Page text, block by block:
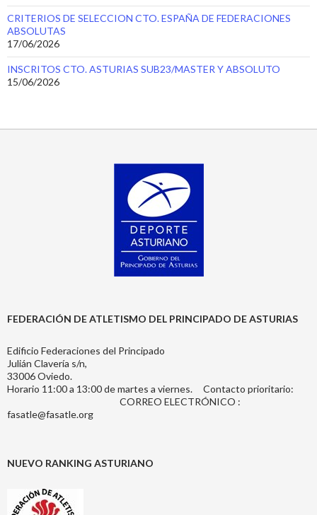
CRITERIOS DE SELECCION CTO. ESPAÑA DE FEDERACIONES
ABSOLUTAS
17/06/2026
INSCRITOS CTO. ASTURIAS SUB23/MASTER Y ABSOLUTO
15/06/2026
FEDERACIÓN DE ATLETISMO DEL PRINCIPADO DE ASTURIAS
Edificio Federaciones del Principado
Julián Clavería s/n,
33006 Oviedo.
Horario 11:00 a 13:00 de martes a viernes. Contacto prioritario:
CORREO ELECTRÓNICO :
fasatle@fasatle.org
NUEVO RANKING ASTURIANO